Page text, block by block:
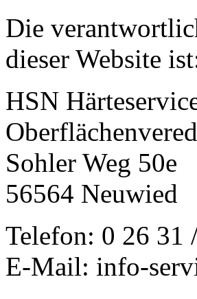
Die
dieser Website
HSN
Sohler Weg 50e
56564 Neuwied
Telefon: 0 26 31
E-Mail: info-